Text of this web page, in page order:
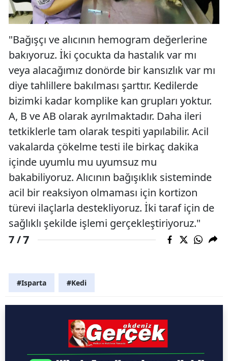
"Bağışçı ve alıcının hemogram değerlerine
bakıyoruz. İki çocukta da hastalık var mı
veya alacağımız donörde bir kansızlık var mı
diye tahlillere bakılması şarttır. Kedilerde
bizimki kadar komplike kan grupları yoktur.
A, B ve AB olarak ayrılmaktadır. Daha ileri
tetkiklerle tam olarak tespiti yapılabilir. Acil
vakalarda çökelme testi ile birkaç dakika
içinde uyumlu mu uyumsuz mu
bakabiliyoruz. Alıcının bağışıklık sisteminde
acil bir reaksiyon olmaması için kortizon
türevi ilaçlarla destekliyoruz. İki taraf için de
sağlıklı şekilde işlemi gerçekleştiriyoruz."
7 /7
#Isparta #Kedi